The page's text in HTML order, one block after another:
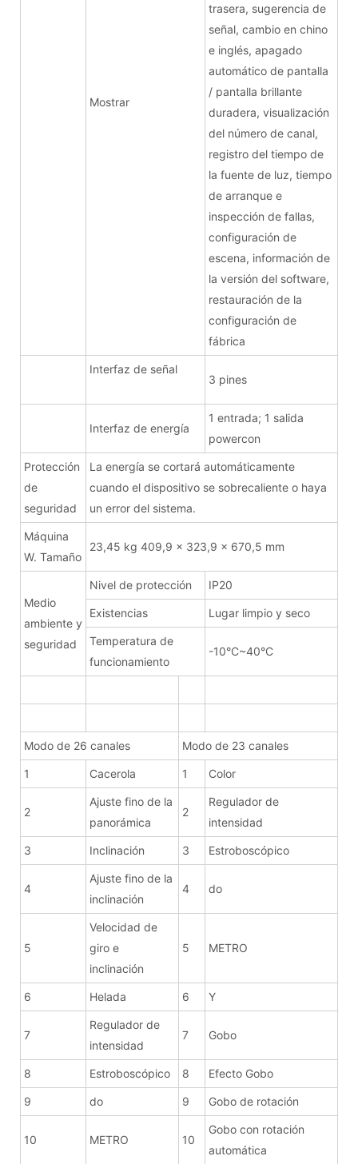
Mostrar
trasera, sugerencia de
señal, cambio en chino
e inglés, apagado
automático de pantalla
/ pantalla brillante
duradera, visualización
del número de canal,
registro del tiempo de
la fuente de luz, tiempo
de arranque e
inspección de fallas,
configuración de
escena, información de
la versión del software,
restauración de la
configuración de
fábrica
Interfaz de señal
3 pines
Interfaz de energía
1 entrada; 1 salida
powercon
Protección
de
seguridad
La energía se cortará automáticamente
cuando el dispositivo se sobrecaliente o haya
un error del sistema.
Máquina
W. Tamaño
23,45 kg 409,9 x 323,9 x 670,5 mm
Medio
ambiente y
seguridad
Nivel de protección IP20
Existencias Lugar limpio y seco
Temperatura de
funcionamiento
-10°C~40°C
Modo de 26 canales Modo de 23 canales
1 Cacerola 1 Color
2
Ajuste fino de la
panorámica
2
Regulador de
intensidad
3 Inclinación 3 Estroboscópico
4
Ajuste fino de la
inclinación
4 do
5
Velocidad de
giro e
inclinación
5 METRO
6 Helada 6 Y
7
Regulador de
intensidad
7 Gobo
8 Estroboscópico 8 Efecto Gobo
9 do 9 Gobo de rotación
10 METRO 10
Gobo con rotación
automática